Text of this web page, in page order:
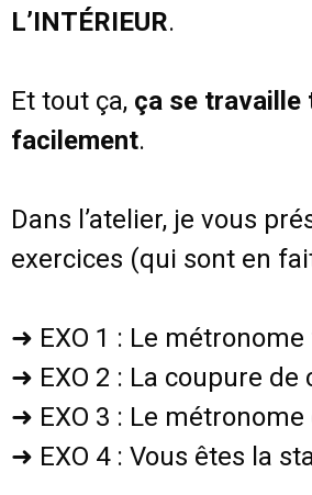
L’INTÉRIEUR.
Et tout ça, ça se travaille
facilement.
Dans l’atelier, je vous
exercices (qui sont en
➜ EXO 1 : Le
➜ EXO 2 : La coupure de
➜ EXO 3 : Le métronome
➜ EXO 4 : Vous êtes la